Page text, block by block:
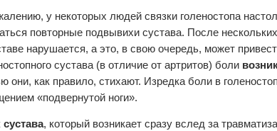
у некоторых людей связки голеностопа
повторные подвывихи сустава. После
нарушается, а это, в свою очередь, может
сустава (в отличие от артритов) боли
они, как правило, стихают. Изредка боли в
«подвернутой ноги».
сустава, который возникает сразу вслед за